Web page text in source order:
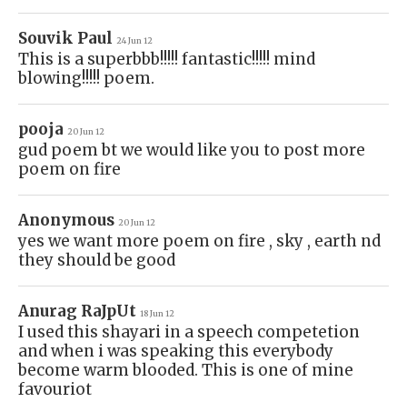
Souvik Paul 24 Jun 12
This is a superbbb!!!!! fantastic!!!!! mind
blowing!!!!! poem.
pooja 20 Jun 12
gud poem bt we would like you to post more
poem on fire
Anonymous 20 Jun 12
yes we want more poem on fire , sky , earth nd
they should be good
Anurag RaJpUt 18 Jun 12
I used this shayari in a speech competetion
and when i was speaking this everybody
become warm blooded. This is one of mine
favouriot